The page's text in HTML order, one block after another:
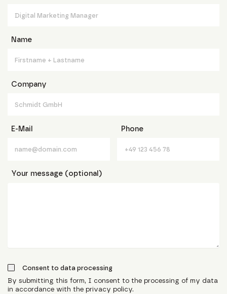
Name
Company
E-Mail Phone
Your message (optional)
Consent to data processing
By submitting this form, I consent to the processing of my data
in accordance with the privacy policy.